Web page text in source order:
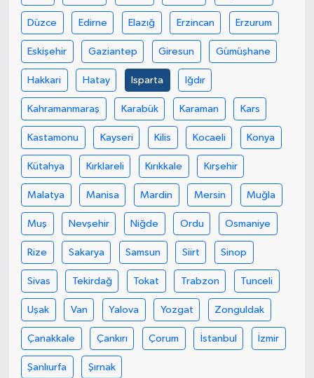
Düzce Edirne Elazığ Erzincan Erzurum
Eskişehir Gaziantep Giresun Gümüşhane
Hakkari Hatay Isparta Iğdır
Kahramanmaraş Karabük Karaman Kars
Kastamonu Kayseri Kilis Kocaeli Konya
Kütahya Kırklareli Kırıkkale Kırşehir
Malatya Manisa Mardin Mersin Muğla
Muş Nevşehir Niğde Ordu Osmaniye
Rize Sakarya Samsun Siirt Sinop
Sivas Tekirdağ Tokat Trabzon Tunceli
Uşak Van Yalova Yozgat Zonguldak
Çanakkale Çankırı Çorum İstanbul İzmir
Şanlıurfa Şırnak